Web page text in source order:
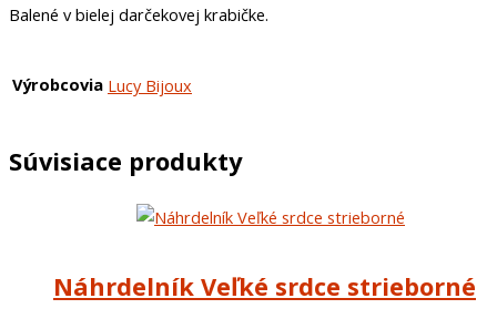
Balené v bielej darčekovej krabičke.
Výrobcovia Lucy Bijoux
Súvisiace produkty
Náhrdelník Veľké srdce strieborné